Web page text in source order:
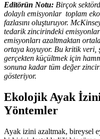
Editörün Notu: Birçok
dolaylı emisyonlar toplam
fazlasını oluşturuyor.
tedarik zincirindeki
emisyonları azaltmaktan
ortaya koyuyor. Bu kritik
gerçekten küçültmek için
sonuna kadar tüm değer
gösteriyor.
Ekolojik Ayak
Yöntemler
Ayak izini azaltmak, bireysel